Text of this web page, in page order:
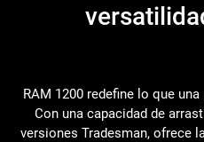
RAM 1200 redefine lo que
Con una capacidad de
versiones Tradesman, ofrece